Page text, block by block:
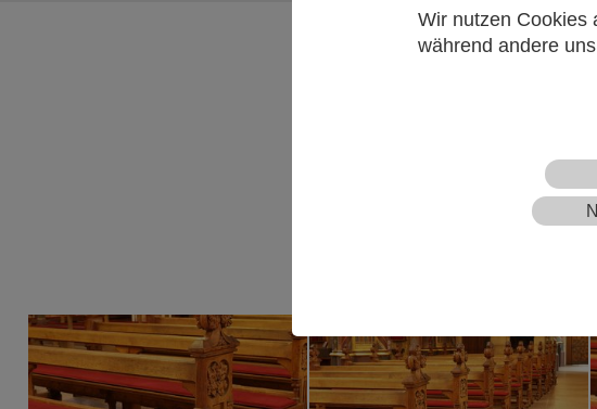
Wir nutzen Cookies
während andere
Die Basilika
des gesamten
Rund 400 Laufmeter
liegen seit
noch